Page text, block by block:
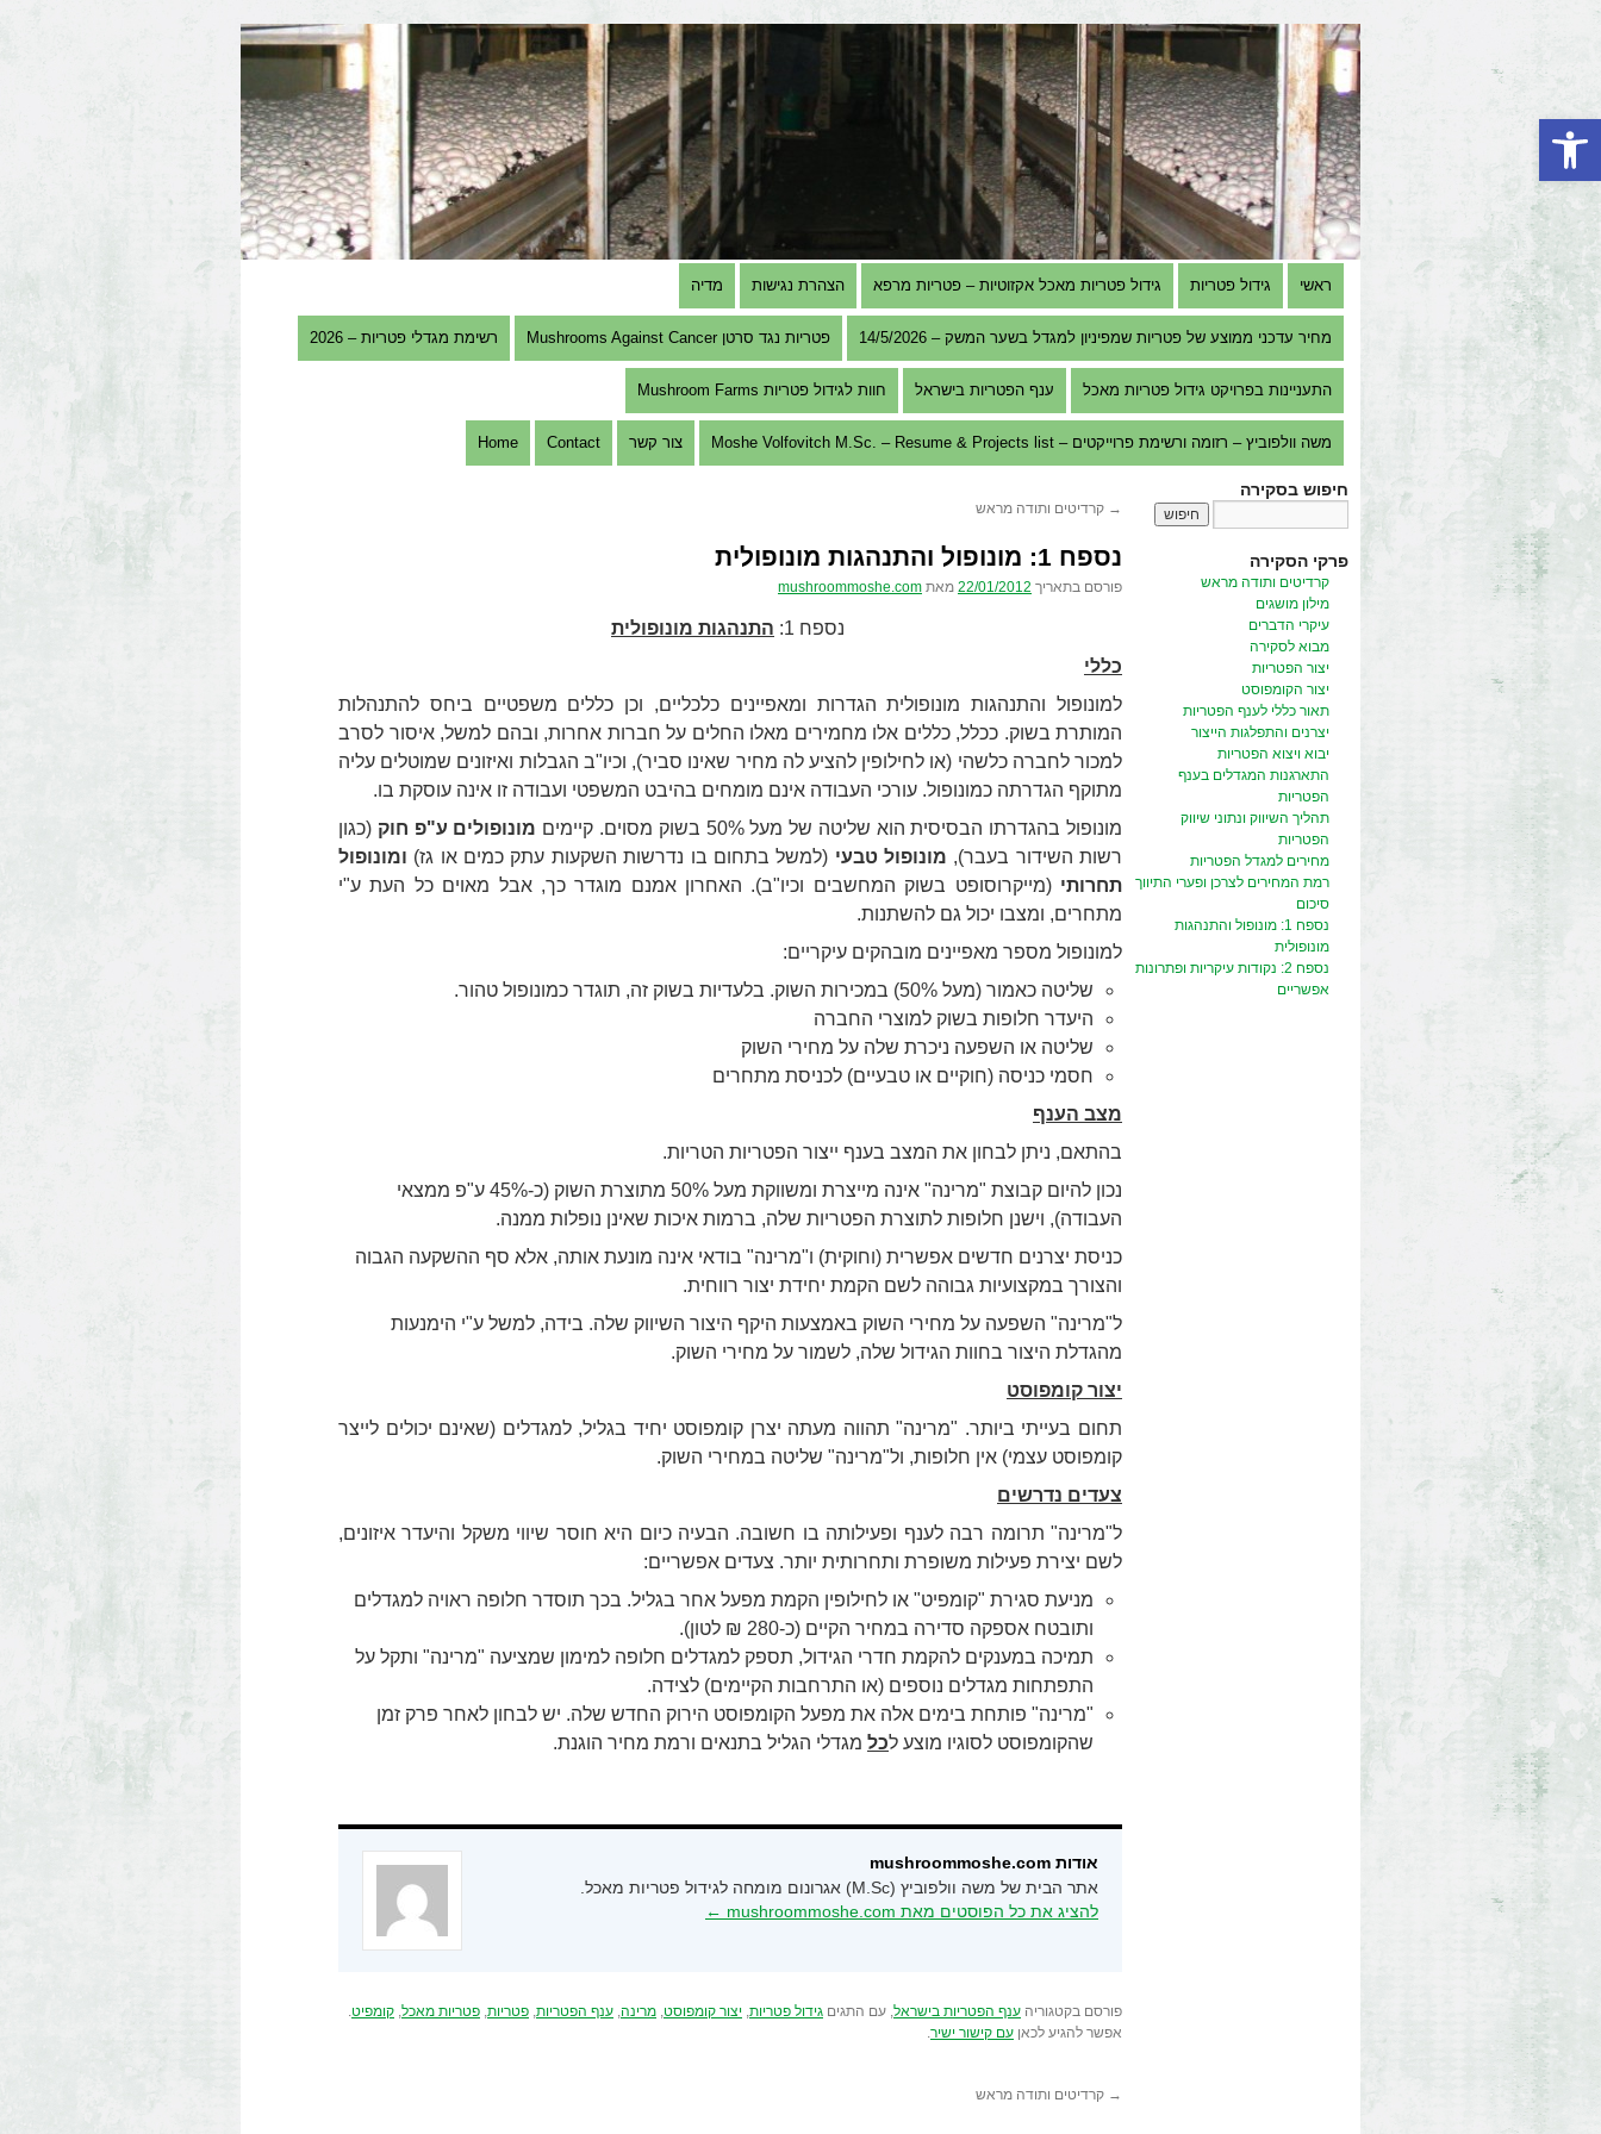
פתח סרגל נגישות
ראשי גידול פטריות גידול פטריות מאכל אקזוטיות – פטריות מרפא הצהרת נגישות מדיה
מחיר עדכני ממוצע של פטריות שמפיניון למגדל בשער המשק – 14/5/2026 פטריות נגד סרטן Mushrooms Against Cancer רשימת מגדלי פטריות – 2026
התעניינות בפרויקט גידול פטריות מאכל ענף הפטריות בישראל חוות לגידול פטריות Mushroom Farms
משה וולפוביץ – רזומה ורשימת פרוייקטים – Moshe Volfovitch M.Sc. – Resume & Projects list צור קשר Contact
Home
→ קרדיטים ותודה מראש
נספח 1: מונופול והתנהגות מונופולית
פורסם בתאריך 22/01/2012 מאת mushroommoshe.com
נספח 1:
התנהגות מונופולית
כללי
למונופול והתנהגות מונופולית הגדרות ומאפיינים כלכליים, וכן כללים משפטיים ביחס להתנהלות
המותרת בשוק. ככלל, כללים אלו מחמירים מאלו החלים על חברות אחרות, ובהם למשל, איסור לסרב
למכור לחברה כלשהי (או לחילופין להציע לה מחיר שאינו סביר), וכיו"ב הגבלות ואיזונים שמוטלים עליה
מתוקף הגדרתה כמונופול. עורכי העבודה אינם מומחים בהיבט המשפטי ועבודה זו אינה עוסקת בו.
מונופול בהגדרתו הבסיסית הוא שליטה של מעל 50% בשוק מסוים. קיימים
מונופולים ע"פ חוק (כגון
רשות השידור בעבר), מונופול טבעי (למשל בתחום בו נדרשות השקעות עתק כמים או גז) ומונופול
תחרותי(מייקרוסופט בשוק המחשבים וכיו"ב). האחרון אמנם מוגדר כך, אבל מאוים כל העת ע"י
מתחרים, ומצבו יכול גם להשתנות.
למונופול מספר מאפיינים מובהקים עיקריים:
שליטה כאמור (מעל 50%) במכירות השוק. בלעדיות בשוק זה, תוגדר כמונופול טהור.
היעדר חלופות בשוק למוצרי החברה
שליטה או השפעה ניכרת שלה על מחירי השוק
חסמי כניסה (חוקיים או טבעיים) לכניסת מתחרים
מצב הענף
בהתאם, ניתן לבחון את המצב בענף ייצור הפטריות הטריות.
נכון להיום קבוצת "מרינה" אינה מייצרת ומשווקת מעל 50% מתוצרת השוק (כ-45% ע"פ ממצאי
העבודה), וישנן חלופות לתוצרת הפטריות שלה, ברמות איכות שאינן נופלות ממנה.
כניסת יצרנים חדשים אפשרית (וחוקית) ו"מרינה" בודאי אינה מונעת אותה, אלא סף ההשקעה הגבוה
והצורך במקצועיות גבוהה לשם הקמת יחידת יצור רווחית.
ל"מרינה" השפעה על מחירי השוק באמצעות היקף היצור השיווק שלה. בידה, למשל ע"י הימנעות
מהגדלת היצור בחוות הגידול שלה, לשמור על מחירי השוק.
יצור קומפוסט
תחום בעייתי ביותר. "מרינה" תהווה מעתה יצרן קומפוסט יחיד בגליל, למגדלים (שאינם יכולים לייצר
קומפוסט עצמי) אין חלופות, ול"מרינה" שליטה במחירי השוק.
צעדים נדרשים
ל"מרינה" תרומה רבה לענף ופעילותה בו חשובה. הבעיה כיום היא חוסר שיווי משקל והיעדר איזונים,
לשם יצירת פעילות משופרת ותחרותית יותר. צעדים אפשריים:
מניעת סגירת "קומפיט" או לחילופין הקמת מפעל אחר בגליל. בכך תוסדר חלופה ראויה למגדלים
ותובטח אספקה סדירה במחיר הקיים (כ-280 ₪ לטון).
תמיכה במענקים להקמת חדרי הגידול, תספק למגדלים חלופה למימון שמציעה "מרינה" ותקל על
התפתחות מגדלים נוספים (או התרחבות הקיימים) לצידה.
"מרינה" פותחת בימים אלה את מפעל הקומפוסט הירוק החדש שלה. יש לבחון לאחר פרק זמן
שהקומפוסט לסוגיו מוצע לכל מגדלי הגליל בתנאים ורמת מחיר הוגנת.
אודות mushroommoshe.com
אתר הבית של משה וולפוביץ (M.Sc) אגרונום מומחה לגידול פטריות מאכל.
להציג את כל הפוסטים מאת mushroommoshe.com‏
←
פורסם בקטגוריה ענף הפטריות בישראל, עם התגים גידול פטריות, יצור קומפוסט, מרינה, ענף הפטריות, פטריות, פטריות מאכל, קומפיט.
אפשר להגיע לכאן עם קישור ישיר.
→ קרדיטים ותודה מראש
חיפוש בסקירה
פרקי הסקירה
קרדיטים ותודה מראש
מילון מושגים
עיקרי הדברים
מבוא לסקירה
יצור הפטריות
יצור הקומפוסט
תאור כללי לענף הפטריות
יצרנים והתפלגות הייצור
יבוא ויצוא הפטריות
התארגנות המגדלים בענף
הפטריות
תהליך השיווק ונתוני שיווק
הפטריות
מחירים למגדל הפטריות
רמת המחירים לצרכן ופערי התיווך
סיכום
נספח 1: מונופול והתנהגות
מונופולית
נספח 2: נקודות עיקריות ופתרונות
אפשריים